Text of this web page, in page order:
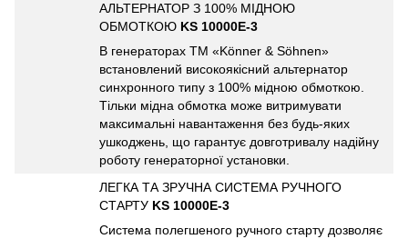
АЛЬТЕРНАТОР З 100% МІДНОЮ
ОБМОТКОЮ KS 10000E-3
В генераторах TM «Könner & Söhnen»
встановлений високоякісний альтернатор
синхронного типу з 100% мідною обмоткою.
Тільки мідна обмотка може витримувати
максимальні навантаження без будь-яких
ушкоджень, що гарантує довготривалу надійну
роботу генераторної установки.
ЛЕГКА ТА ЗРУЧНА СИСТЕМА РУЧНОГО
СТАРТУ KS 10000E-3
Система полегшеного ручного старту дозволяє